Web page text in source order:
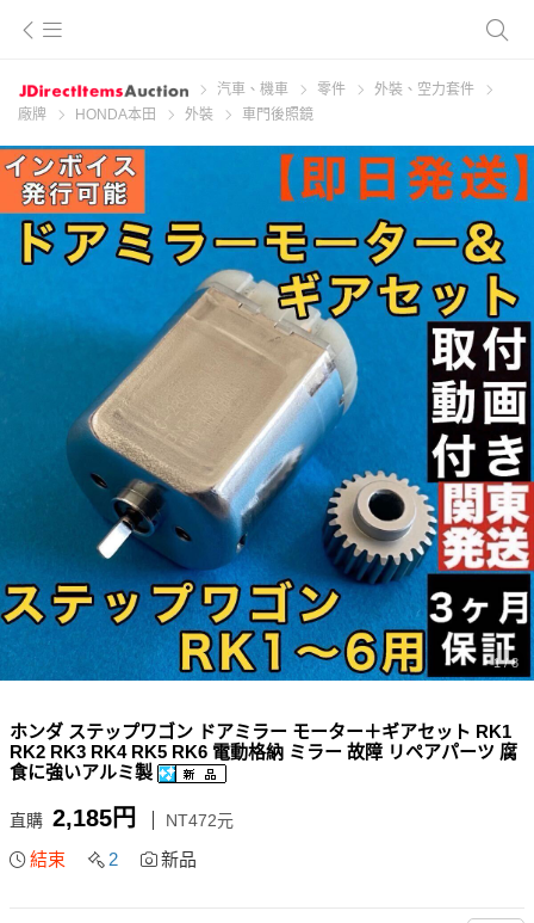
汽車、機車 零件
外裝、空力套件
廠牌
HONDA本田 外裝 車門後照鏡
1 / 8
ホンダ ステップワゴン ドアミラー モーター＋ギアセット RK1
RK2 RK3 RK4 RK5 RK6 電動格納 ミラー 故障 リペアパーツ 腐
食に強いアルミ製
直購 2,185円 NT472元
結束 2 新品